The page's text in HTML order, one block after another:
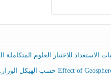
للاختبار العلوم المتكاملة الصف الخامس عام الفصل الثالث